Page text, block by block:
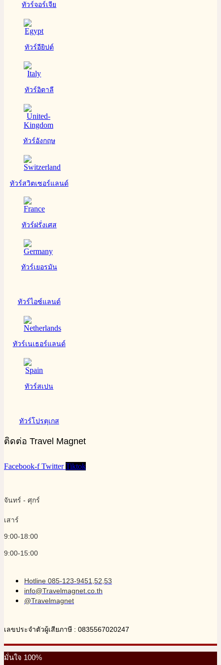
ทัวร์จอร์เจีย
ทัวร์อียิปต์
ทัวร์อิตาลี
ทัวร์อังกฤษ
ทัวร์สวิตเซอร์แลนด์
ทัวร์ฝรั่งเศส
ทัวร์เยอรมัน
ทัวร์ไอซ์แลนด์
ทัวร์เนเธอร์แลนด์
ทัวร์สเปน
ทัวร์โปรตุเกส
ติดต่อ Travel Magnet
Facebook-f Twitter Tiktok
จันทร์ - ศุกร์
เสาร์
9:00-18:00
9:00-15:00
Hotline 085-123-9451,52,53
info@Travelmagnet.co.th
@Travelmagnet
เลขประจำตัวผู้เสียภาษี : 0835567020247
มั่นใจ 100%